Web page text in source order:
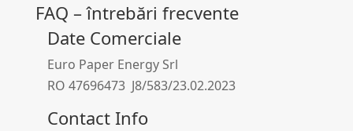
FAQ – întrebări frecvente
Date Comerciale
Euro Paper Energy Srl
RO 47696473 J8/583/23.02.2023
Contact Info